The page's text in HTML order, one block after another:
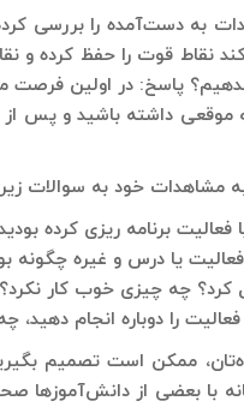
به دست‌آمده را بررسی کرده
قوت را حفظ کرده و نقاط
پاسخ: در اولین فرصت
موقعی داشته باشید و پس
مشاهدات خود به سوالات
برنامه ریزی کرده
یا درس و غیره چگونه
چه چیزی خوب کار نکرد؟
را دوباره انجام دهید،
ممکن است تصمیم
با بعضی از دانش‌آموزها